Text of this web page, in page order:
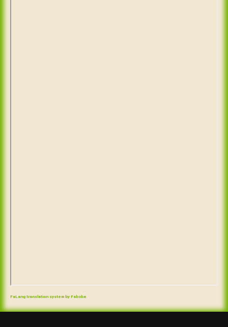
FaLang translation system by Faboba